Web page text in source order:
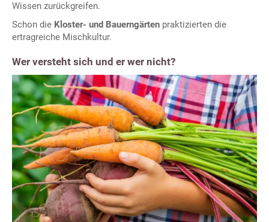
Wissen zurückgreifen.
Schon die Kloster- und Bauerngärten praktizierten die
ertragreiche Mischkultur.
Wer versteht sich und er wer nicht?